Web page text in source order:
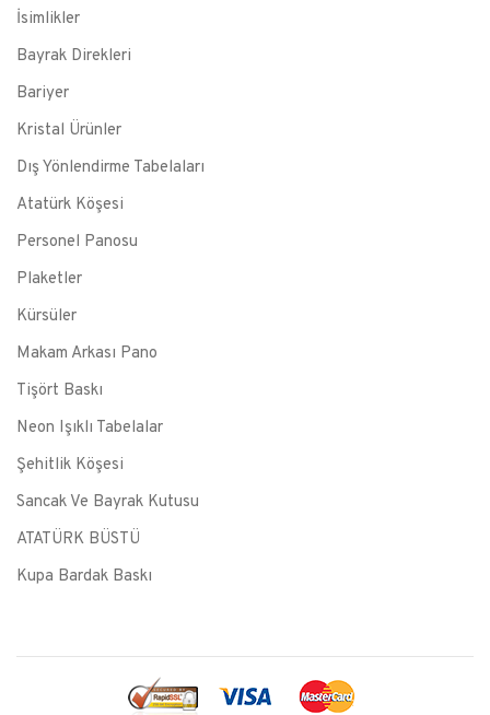
İsimlikler
Bayrak Direkleri
Bariyer
Kristal Ürünler
Dış Yönlendirme Tabelaları
Atatürk Köşesi
Personel Panosu
Plaketler
Kürsüler
Makam Arkası Pano
Tişört Baskı
Neon Işıklı Tabelalar
Şehitlik Köşesi
Sancak Ve Bayrak Kutusu
ATATÜRK BÜSTÜ
Kupa Bardak Baskı